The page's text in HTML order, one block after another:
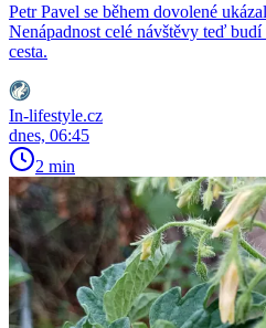
Petr Pavel se během dovolené
Nenápadnost celé návštěvy teď
cesta.
In-lifestyle.cz
dnes, 06:45
2 min